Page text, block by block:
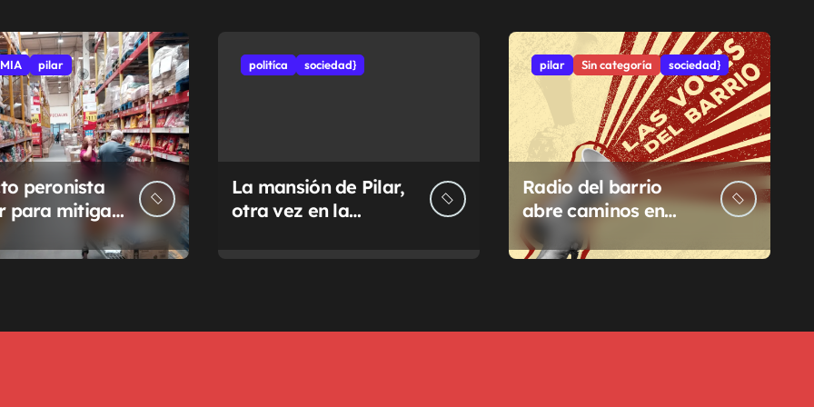
pilar
peronista
para mitigar
politíca sociedad}
La mansión de Pilar,
otra vez en la
pilar Sin categoría sociedad}
Radio del barrio
abre caminos en
Pilar